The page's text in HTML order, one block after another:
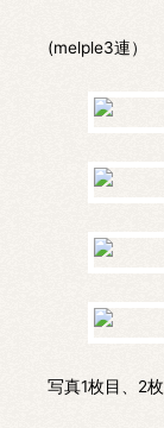
(melple3連）
写真1枚目、2